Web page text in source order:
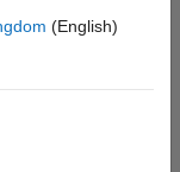
(English)
タス
お問い合わせ